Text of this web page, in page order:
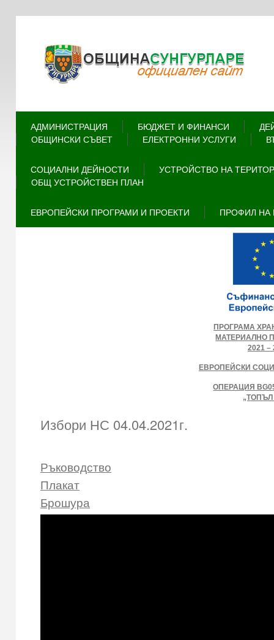
АДМИНИСТРАЦИЯ БЮДЖЕТ И ФИНАНСИ
ОБЩИНСКИ СЪВЕТ
ЕЛЕКТРОННИ УСЛУГИ
СОЦИАЛНИ ДЕЙНОСТИ
УСТРОЙСТВО НА
ОБЩ УСТРОЙСТВЕН ПЛАН
ЕВРОПЕЙСКИ ПРОГРАМИ И ПРОЕКТИ ПРОФИЛ НА
ПРОГРАМА
МАТЕРИАЛНО
2021 –
ЕВРОПЕЙСКИ
ОПЕРАЦИЯ
Избори НС 04.04.2021г.
Ръководство
Плакат
Брошура